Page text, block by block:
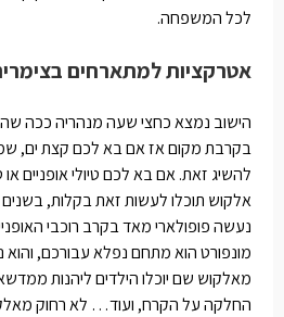
לכל המשפחה.
אטרקציות למתארחים
הישוב נמצא כחצי שעה מנהריה ככה
בקרבת מקום אז אם בא לכם קצת ים,
להשיג זאת. אם בא לכם טיולי אופניים
אלקוש תוכלו לעשות זאת בקלות, בשנים
נעשה פופולארי מאד בקרב רוכבי
מאלקוש שם יוכלו הילדים ליהנות
החלקה על הקרח, ועוד… לא רחוק